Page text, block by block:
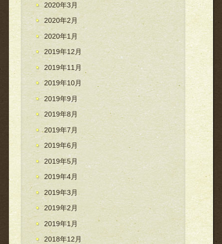
2020年3月
2020年2月
2020年1月
2019年12月
2019年11月
2019年10月
2019年9月
2019年8月
2019年7月
2019年6月
2019年5月
2019年4月
2019年3月
2019年2月
2019年1月
2018年12月